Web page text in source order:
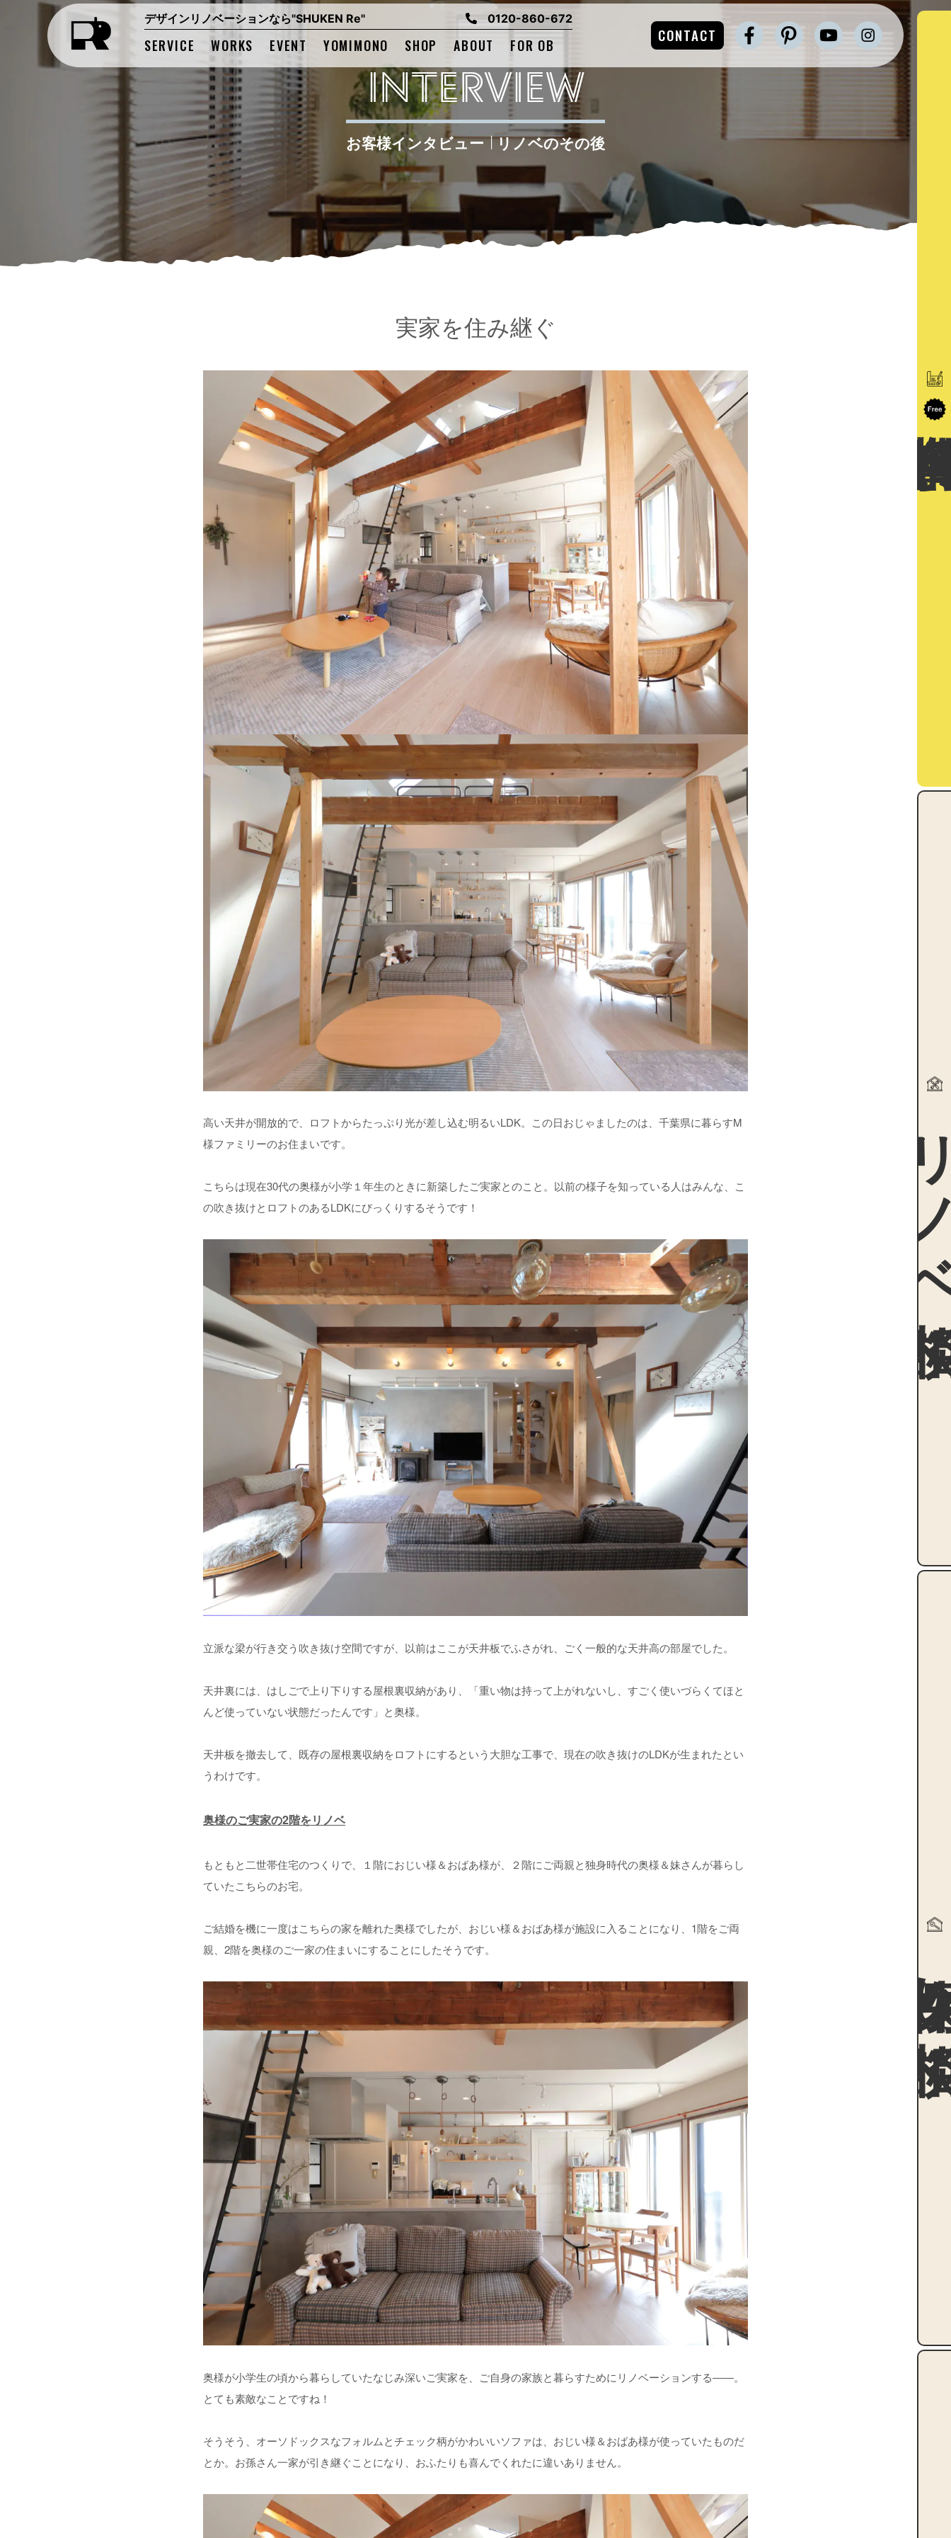
デザインリノベーションなら"SHUKEN Re" 0120-860-672
SERVICE WORKS EVENT YOMIMONO SHOP ABOUT FOR OB
CONTACT
INTERVIEW
お客様インタビュー | リノベのその後
実家を住み継ぐ
高い天井が開放的で、ロフトからたっぷり光が差し込む明るいLDK。この日おじゃましたのは、千葉県に暮らすM
様ファミリーのお住まいです。
こちらは現在30代の奥様が小学１年生のときに新築したご実家とのこと。以前の様子を知っている人はみんな、こ
の吹き抜けとロフトのあるLDKにびっくりするそうです！
立派な梁が行き交う吹き抜け空間ですが、以前はここが天井板でふさがれ、ごく一般的な天井高の部屋でした。
天井裏には、はしごで上り下りする屋根裏収納があり、「重い物は持って上がれないし、すごく使いづらくてほと
んど使っていない状態だったんです」と奥様。
天井板を撤去して、既存の屋根裏収納をロフトにするという大胆な工事で、現在の吹き抜けのLDKが生まれたとい
うわけです。
奥様のご実家の2階をリノベ
もともと二世帯住宅のつくりで、１階におじい様＆おばあ様が、２階にご両親と独身時代の奥様＆妹さんが暮らし
ていたこちらのお宅。
ご結婚を機に一度はこちらの家を離れた奥様でしたが、おじい様＆おばあ様が施設に入ることになり、1階をご両
親、2階を奥様のご一家の住まいにすることにしたそうです。
奥様が小学生の頃から暮らしていたなじみ深いご実家を、ご自身の家族と暮らすためにリノベーションする――。
とても素敵なことですね！
そうそう、オーソドックスなフォルムとチェック柄がかわいいソファは、おじい様＆おばあ様が使っていたものだ
とか。お孫さん一家が引き継ぐことになり、おふたりも喜んでくれたに違いありません。
リ
物